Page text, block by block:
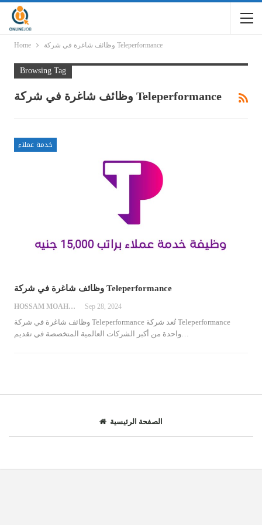
Home وظائف شاغرة في شركة Teleperformance
Browsing Tag
وظائف شاغرة في شركة Teleperformance
خدمة عملاء
وظائف شاغرة في شركة Teleperformance
HOSSAM MOAHMED Sep 28, 2024
وظائف شاغرة في شركة Teleperformance تُعد شركة Teleperformance
واحدة من أكبر الشركات العالمية المتخصصة في تقديم
الصفحة الرئيسية